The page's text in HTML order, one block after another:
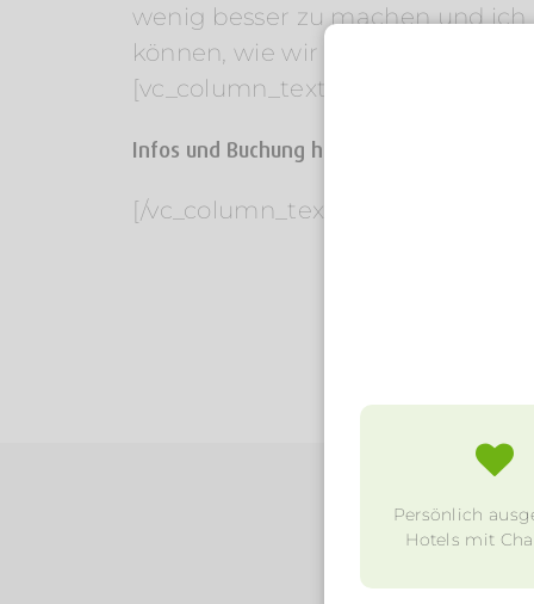
wenig besser zu machen und
können, wie wir es heute tun.“[/
[vc_column_text]
Infos und Buchung hier:
[/vc_column_text][product
Persönlich
Hotels mit